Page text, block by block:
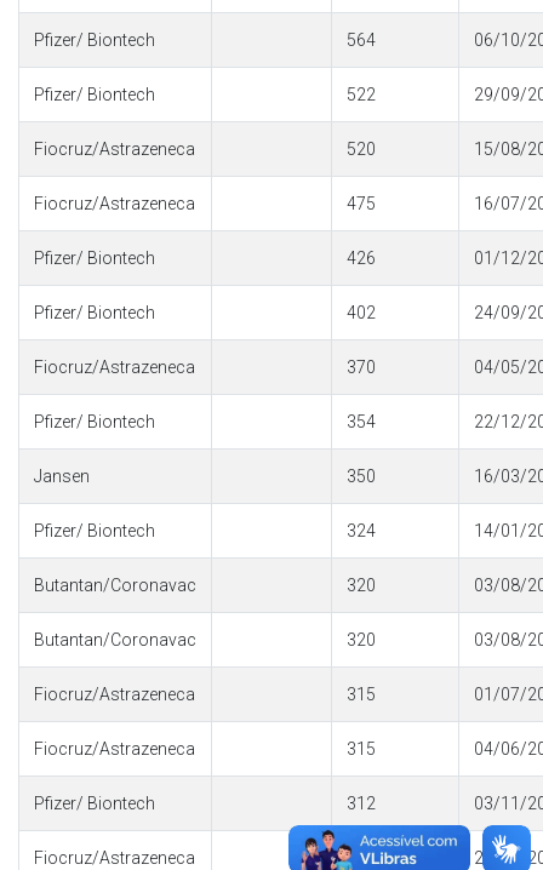
Pfizer/ Biontech 564 06/10/
Pfizer/ Biontech 522 29/09/
Fiocruz/Astrazeneca 520 15/08/
Fiocruz/Astrazeneca 475 16/07/
Pfizer/ Biontech 426 01/12/
Pfizer/ Biontech 402 24/09/
Fiocruz/Astrazeneca 370 04/05/
Pfizer/ Biontech 354 22/12/
Jansen 350 16/03/
Pfizer/ Biontech 324 14/01/
Butantan/Coronavac 320 03/08/
Butantan/Coronavac 320 03/08/
Fiocruz/Astrazeneca 315 01/07/
Fiocruz/Astrazeneca 315 04/06/
Pfizer/ Biontech 312 03/11/
Fiocruz/Astrazeneca 310 27/05/